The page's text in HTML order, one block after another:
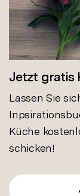
Jetzt gratis
Lassen Sie
Küche
schicken!